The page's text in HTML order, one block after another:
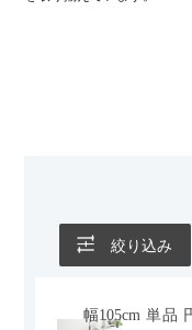
絞り込み
幅105cm 単品